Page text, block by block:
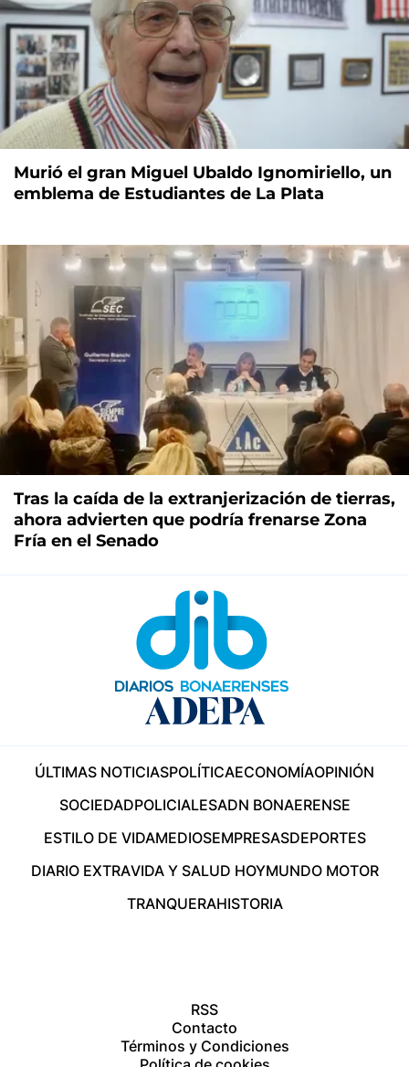
Murió el gran Miguel Ubaldo Ignomiriello, un
emblema de Estudiantes de La Plata
Tras la caída de la extranjerización de tierras,
ahora advierten que podría frenarse Zona
Fría en el Senado
ÚLTIMAS NOTICIASPOLÍTICAECONOMÍAOPINIÓN
SOCIEDADPOLICIALESADN BONAERENSE
ESTILO DE VIDAMEDIOSEMPRESASDEPORTES
DIARIO EXTRAVIDA Y SALUD HOYMUNDO MOTOR
TRANQUERAHISTORIA
RSS
Contacto
Términos y Condiciones